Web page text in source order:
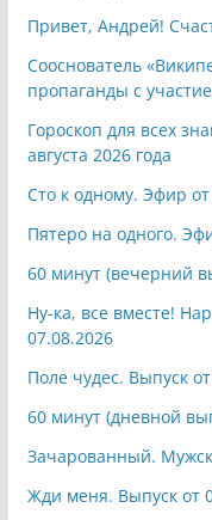
Привет, Андрей!
Сооснователь
пропаганды с
Гороскоп для всех
августа 2026 года
Сто к одному. Эфир
Пятеро на одного.
60 минут (вечерний
Ну-ка, все вместе!
07.08.2026
Поле чудес. Выпуск
60 минут (дневной
Зачарованный.
Жди меня. Выпуск от